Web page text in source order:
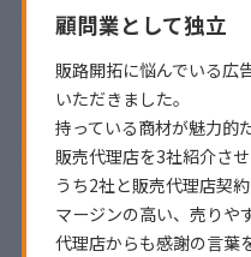
顧問業として独立
販路開拓に悩んでいる広
いただきました。
持っている商材が魅力的
販売代理店を3社紹介させ
うち2社と販売代理店契
マージンの高い、売りや
代理店からも感謝の言葉